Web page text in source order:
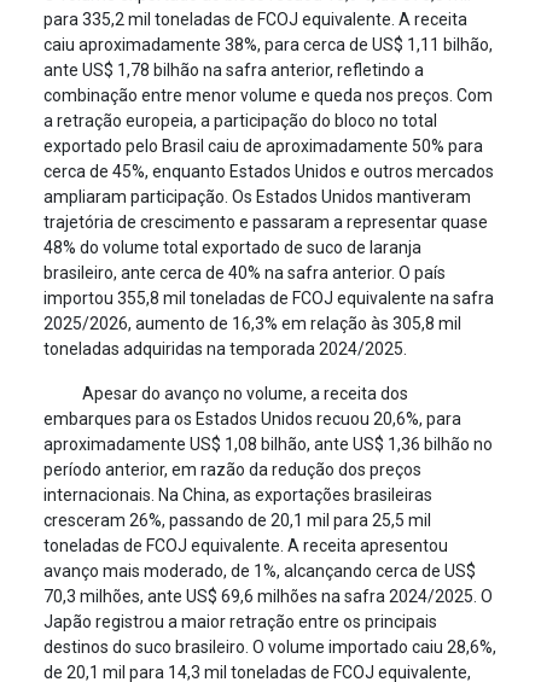
para 335,2 mil toneladas de FCOJ equivalente. A receita
caiu aproximadamente 38%, para cerca de US$ 1,11 bilhão,
ante US$ 1,78 bilhão na safra anterior, refletindo a
combinação entre menor volume e queda nos preços. Com
a retração europeia, a participação do bloco no total
exportado pelo Brasil caiu de aproximadamente 50% para
cerca de 45%, enquanto Estados Unidos e outros mercados
ampliaram participação. Os Estados Unidos mantiveram
trajetória de crescimento e passaram a representar quase
48% do volume total exportado de suco de laranja
brasileiro, ante cerca de 40% na safra anterior. O país
importou 355,8 mil toneladas de FCOJ equivalente na safra
2025/2026, aumento de 16,3% em relação às 305,8 mil
toneladas adquiridas na temporada 2024/2025.
Apesar do avanço no volume, a receita dos
embarques para os Estados Unidos recuou 20,6%, para
aproximadamente US$ 1,08 bilhão, ante US$ 1,36 bilhão no
período anterior, em razão da redução dos preços
internacionais. Na China, as exportações brasileiras
cresceram 26%, passando de 20,1 mil para 25,5 mil
toneladas de FCOJ equivalente. A receita apresentou
avanço mais moderado, de 1%, alcançando cerca de US$
70,3 milhões, ante US$ 69,6 milhões na safra 2024/2025. O
Japão registrou a maior retração entre os principais
destinos do suco brasileiro. O volume importado caiu 28,6%,
de 20,1 mil para 14,3 mil toneladas de FCOJ equivalente,